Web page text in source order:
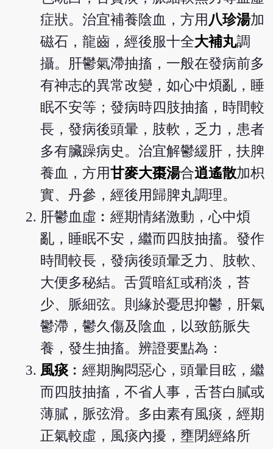
症狀。治宜補養陰血，方用 八珍湯加
磁石，龍齒，經後服十全大補丸調
攝。肝鬱氣滯抽搐，一般在發病前多
有神志的異常改變，如心中煩亂，睡
眠不安等；發病時四肢抽搐，時間較
長，發病後頭暈，肢軟，乏力，患者
多有臟躁病史。治宜解鬱緩肝，扶脾
養血，方用甘麥大棗湯合逍遙散加枳
實、丹參，經後用歸脾丸調理。
肝鬱血虛︰經期情緒激動，心中煩
亂，睡眠不安，繼而四肢抽搐。發作
時間較長，發病後頭暈乏力、肢軟、
大便多秘結。舌質暗紅或稍淡，苔
少、脈細弦。則緣於憂思抑鬱，肝氣
鬱滯，鬱久傷及陰血，以致筋脈失
養，發生抽搐。辨證要點為：
風痰 ︰經期胸悶惡心，頭暈目眩，繼
而四肢抽搐，不省人事，舌苔白膩或
薄膩，脈弦滑。多由素有風痰，經期
正氣較虛，風痰內擾，壅閉經絡所